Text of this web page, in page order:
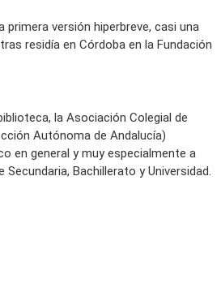
primera versión hiperbreve, casi una
residía en Córdoba en la Fundación
la Asociación Colegial de
Autónoma de Andalucía)
en general y muy especialmente a
Bachillerato y Universidad.